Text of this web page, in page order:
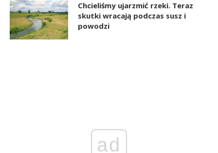
Chcieliśmy ujarzmić rzeki. Teraz
skutki wracają podczas susz i
powodzi
ad